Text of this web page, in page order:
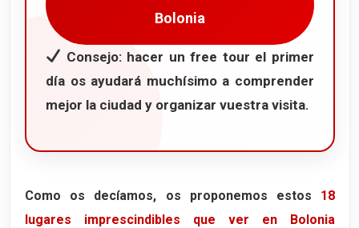
Bolonia
Consejo: hacer un free tour el primer
día os ayudará muchísimo a comprender
mejor la ciudad y organizar vuestra visita.
Como os decíamos, os proponemos estos 18
lugares imprescindibles que ver en Bolonia